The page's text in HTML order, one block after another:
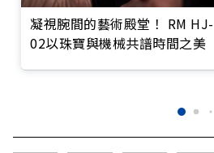
凝視腕間的藝術殿堂！ RM HJ-
02以珠寶與機械共譜時間之美